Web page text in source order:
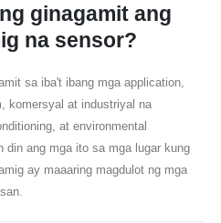
ginagamit ang
na sensor?
sa iba't ibang mga application,
komersyal at industriyal na
at environmental
din ang mga ito sa mga lugar kung
ay maaaring magdulot ng mga